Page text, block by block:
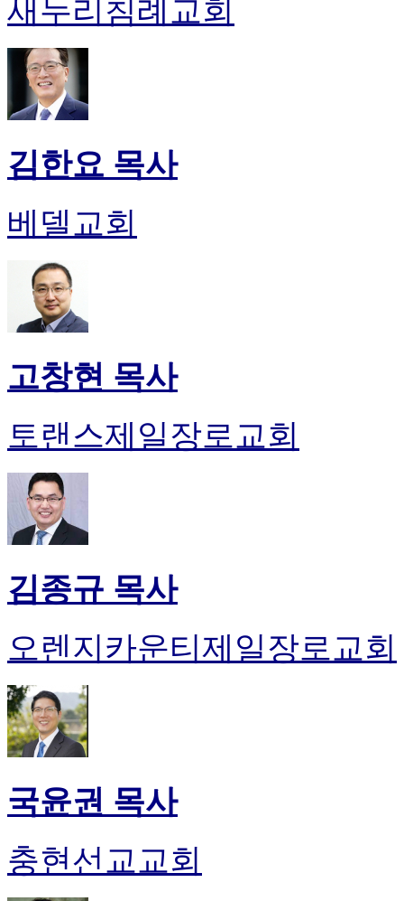
새누리침례교회
김한요 목사
베델교회
고창현 목사
토랜스제일장로교회
김종규 목사
오렌지카운티제일장로교회
국윤권 목사
충현선교교회